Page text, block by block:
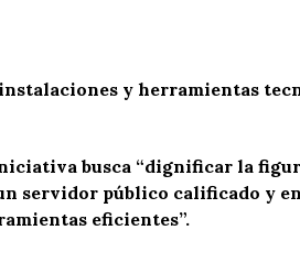
y herramientas
busca “dignificar la
servidor público calificado y
eficientes”.